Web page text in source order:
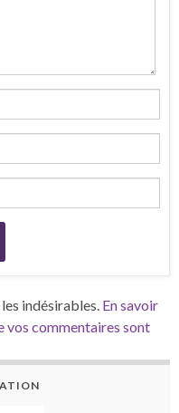
indésirables. En savoir
vos commentaires sont